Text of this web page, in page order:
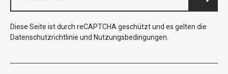
Diese Seite ist durch reCAPTCHA geschützt und es gelten die
Datenschutzrichtlinie und Nutzungsbedingungen